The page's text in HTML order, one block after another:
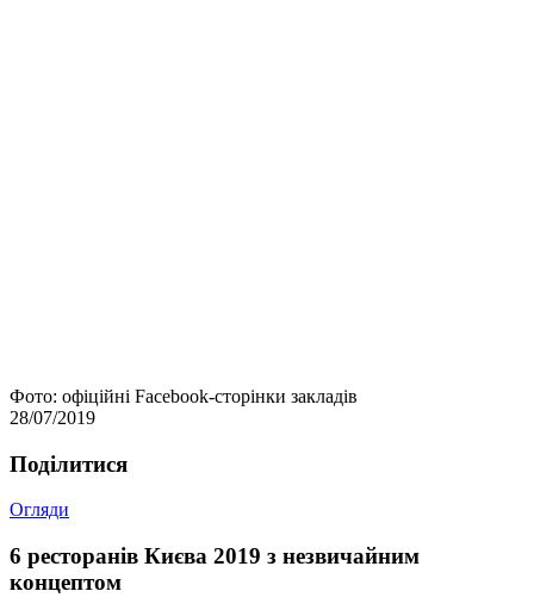
Фото: офіційні Facebook-сторінки закладів
28/07/2019
Подiлитися
Огляди
6 ресторанів Києва 2019 з незвичайним
концептом